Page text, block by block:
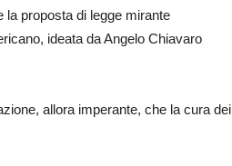
la proposta di legge mirante
ideata da Angelo Chiavaro
allora imperante, che la cura dei